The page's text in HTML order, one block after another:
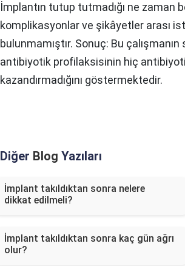
İmplantın tutup tutmadığı ne zaman
komplikasyonlar ve şikâyetler arası
bulunmamıştır. Sonuç: Bu çalışmanın
antibiyotik profilaksisinin hiç
kazandırmadığını göstermektedir.
Diğer Blog Yazıları
İmplant takıldıktan sonra nelere
dikkat edilmeli?
İmplant takıldıktan sonra kaç gün ağrı
olur?